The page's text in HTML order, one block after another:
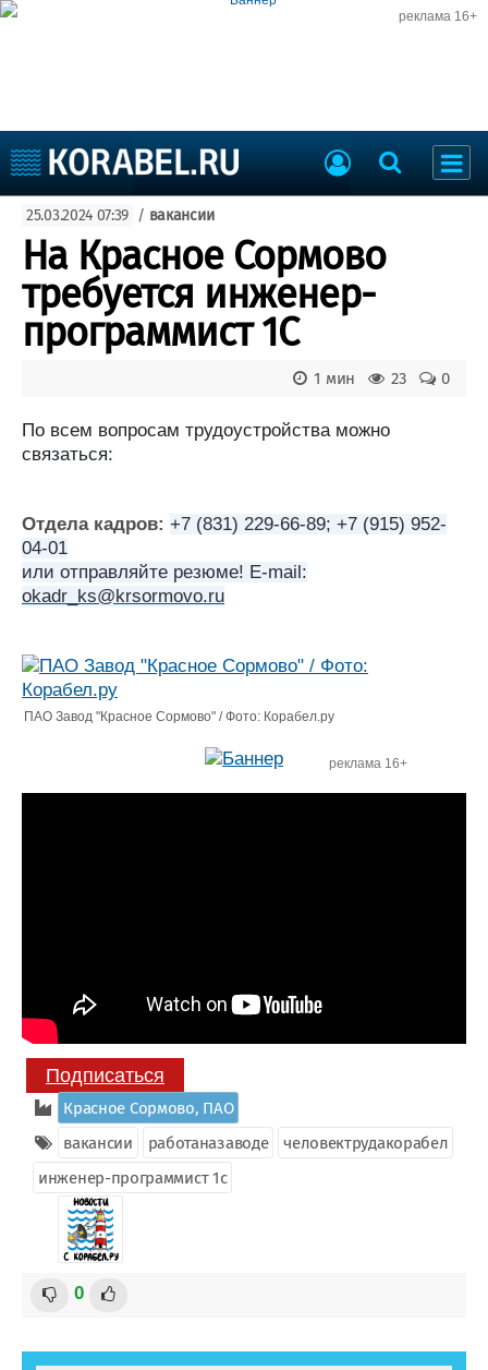
реклама 16+
Судоходство
Судоремонт
События
Пресс-релизы
Порты
Рыболовство
Образование
Судостроение
Пульс
Компании
Репутация
Работа
Крюинг
Торговая площадка
Оборудование
Материалы
Услуги
Конференции
Словарь
Флот
Форум
Отзывы
25.03.2024 07:39 / вакансии
На Красное Сормово
требуется инженер-
программист 1С
0
23
1 мин
По всем вопросам трудоустройства можно
связаться:
Отдела кадров: +7 (831) 229-66-89; +7 (915) 952-
04-01
или отправляйте резюме! E-mail:
okadr_ks@krsormovo.ru
ПАО Завод "Красное Сормово" / Фото: Корабел.ру
реклама 16+
Подписаться
Красное Сормово, ПАО
вакансии
работаназаводе
человектрудакорабел
инженер-программист 1с
0